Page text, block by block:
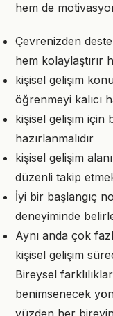
hem de
Çevrenizden
hem kolaylaştırır
kişisel gelişim
öğrenmeyi kalıcı
kişisel gelişim için
hazırlanmalıdır
kişisel gelişim
düzenli takip
İyi bir başlangıç
deneyiminde
Aynı anda çok
kişisel gelişim
Bireysel
benimsenecek
yüzden her